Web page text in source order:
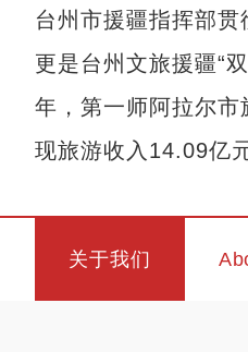
台州市援疆指挥部贯
更是台州文旅援疆“
年，第一师阿拉尔
现旅游收入14.09亿
关于我们